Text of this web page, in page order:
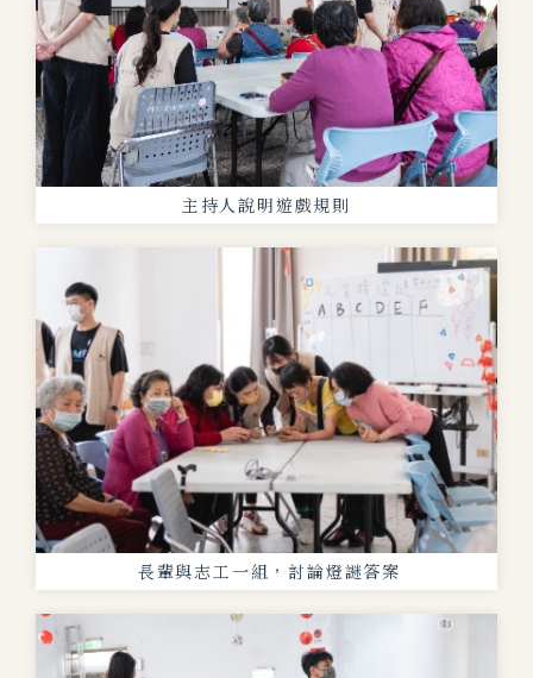
主持人說明遊戲規則
長輩與志工一組，討論燈謎答案